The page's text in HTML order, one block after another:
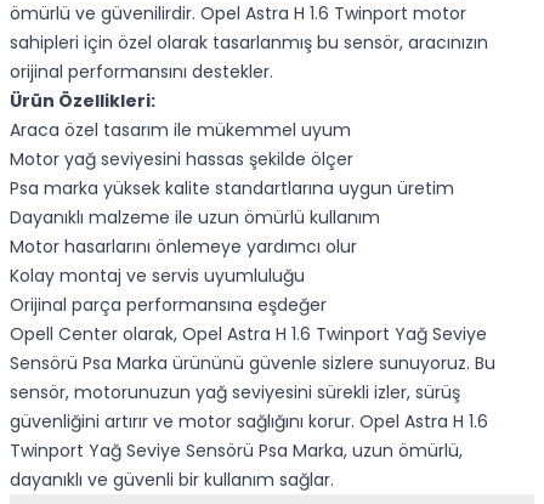
ömürlü ve güvenilirdir. Opel Astra H 1.6 Twinport motor
sahipleri için özel olarak tasarlanmış bu sensör, aracınızın
orijinal performansını destekler.
Ürün Özellikleri:
Araca özel tasarım ile mükemmel uyum
Motor yağ seviyesini hassas şekilde ölçer
Psa marka yüksek kalite standartlarına uygun üretim
Dayanıklı malzeme ile uzun ömürlü kullanım
Motor hasarlarını önlemeye yardımcı olur
Kolay montaj ve servis uyumluluğu
Orijinal parça performansına eşdeğer
Opell Center olarak, Opel Astra H 1.6 Twinport Yağ Seviye
Sensörü Psa Marka ürününü güvenle sizlere sunuyoruz. Bu
sensör, motorunuzun yağ seviyesini sürekli izler, sürüş
güvenliğini artırır ve motor sağlığını korur. Opel Astra H 1.6
Twinport Yağ Seviye Sensörü Psa Marka, uzun ömürlü,
dayanıklı ve güvenli bir kullanım sağlar.